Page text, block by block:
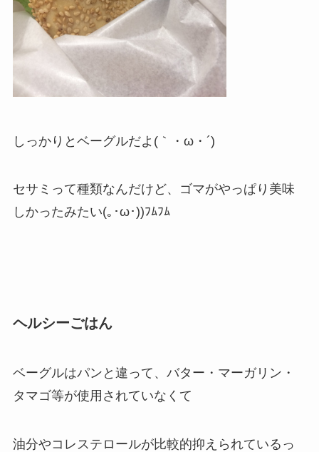
しっかりとベーグルだよ(｀・ω・´)
セサミって種類なんだけど、ゴマがやっぱり美味
しかったみたい(｡･ω･))ﾌﾑﾌﾑ
ヘルシーごはん
ベーグルはパンと違って、バター・マーガリン・
タマゴ等が使用されていなくて
油分やコレステロールが比較的抑えられているっ